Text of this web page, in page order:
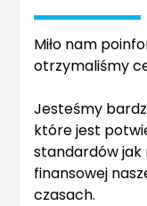
Miło nam
otrzymaliśmy
Jesteśmy
które jest
standardów jak
finansowej
czasach.